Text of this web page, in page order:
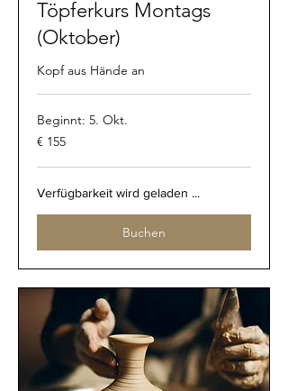
Töpferkurs Montags
(Oktober)
Kopf aus Hände an
Beginnt: 5. Okt.
155
Euro
€ 155
Verfügbarkeit wird geladen ...
Buchen